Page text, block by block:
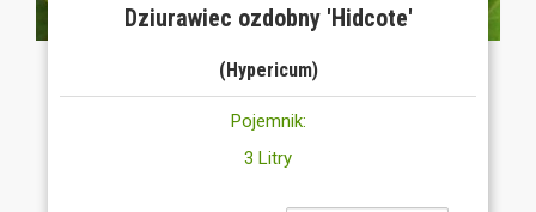
Dziurawiec ozdobny 'Hidcote'
(Hypericum)
Pojemnik:
3 Litry